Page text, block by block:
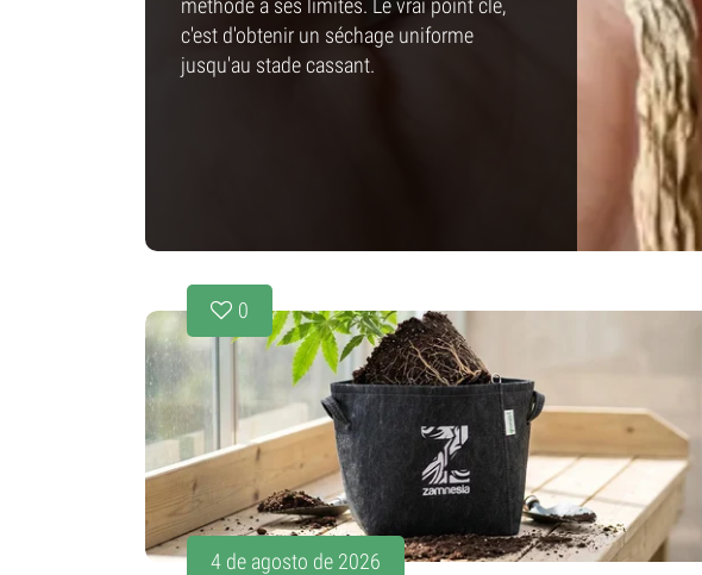
c'est d'obtenir un séchage uniforme
jusqu'au stade cassant.
0
4 de agosto de 2026